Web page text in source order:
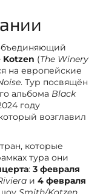
Kotzen (The Winery
на европейские
. Тур посвящён
альбома Black
году
возглавил
которые
тура они
: 3 февраля
и 4 февраля